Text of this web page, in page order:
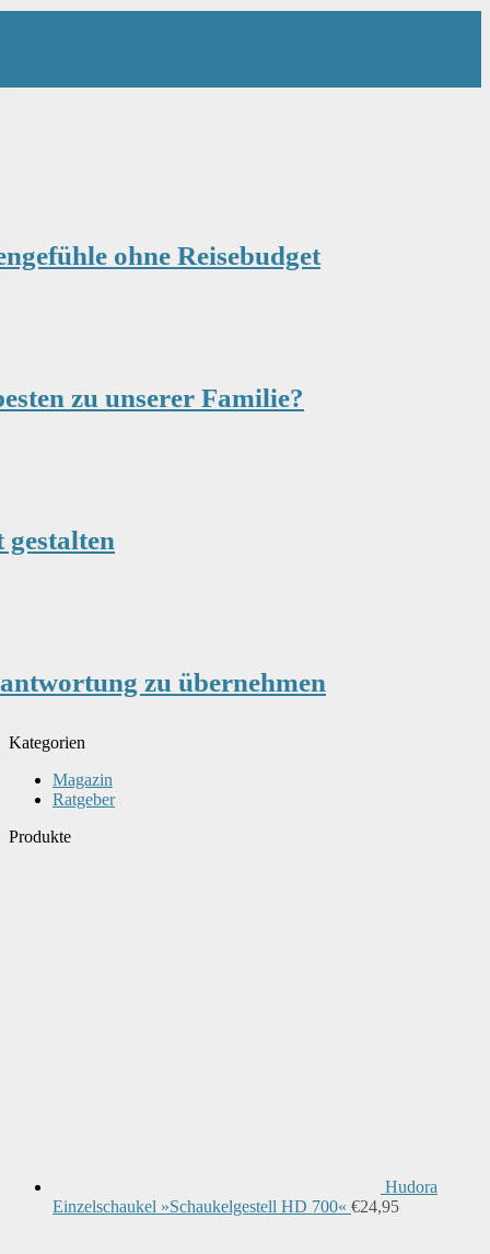
ohne Reisebudget
zu unserer Familie?
zu übernehmen
Kategorien
Magazin
Ratgeber
Produkte
Hudora
Einzelschaukel »Schaukelgestell HD 700« €24,95